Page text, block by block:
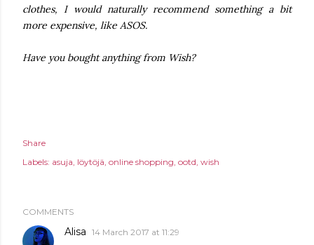
clothes, I would naturally recommend something a bit
more expensive, like ASOS.
Have you bought anything from Wish?
Share
Labels: asuja löytöjä online shopping ootd wish
COMMENTS
Alisa 14 March 2017 at 11:29